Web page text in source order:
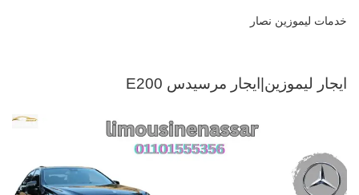
خدمات ليموزين نصار
ايجار ليموزين|ايجار مرسيدس E200